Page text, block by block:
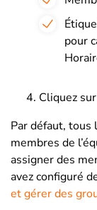
pour
Cliquez sur
Par défaut,
membres de
assigner des
avez configuré
et gérer des